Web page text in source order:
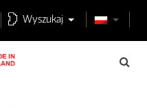
Wyszukaj